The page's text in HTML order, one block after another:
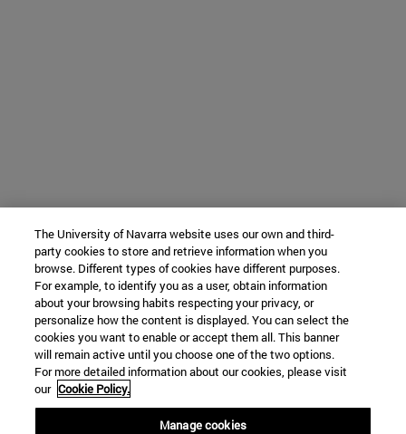
The University of Navarra website uses our own and third-
party cookies to store and retrieve information when you
browse. Different types of cookies have different purposes.
For example, to identify you as a user, obtain information
about your browsing habits respecting your privacy, or
personalize how the content is displayed. You can select the
cookies you want to enable or accept them all. This banner
will remain active until you choose one of the two options.
For more detailed information about our cookies, please visit
our Cookie Policy.
Manage cookies